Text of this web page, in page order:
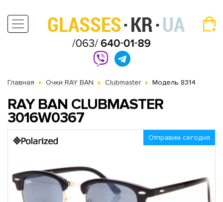
Главная Очки RAY BAN Clubmaster Модель 8314
RAY BAN CLUBMASTER
3016W0367
Отправим сегодня